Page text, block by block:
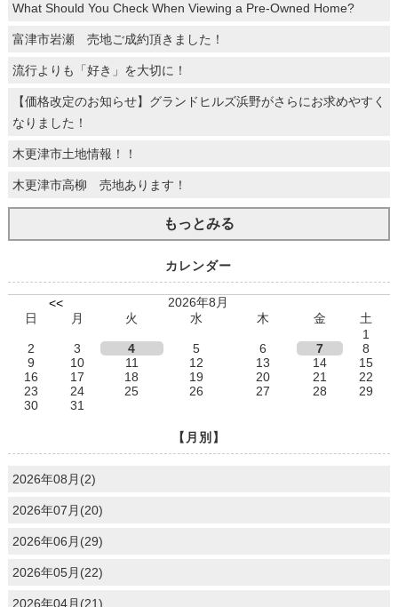
What Should You Check When Viewing a Pre-Owned Home?
富津市岩瀬 売地ご成約頂きました！
流行よりも「好き」を大切に！
【価格改定のお知らせ】グランドヒルズ浜野がさらにお求めやすく
なりました！
木更津市土地情報！！
木更津市高柳 売地あります！
もっとみる
カレンダー
<<
2026年8月
日
月 火 水 木 金
土
1
2
3 4 5 6 7
8
9
10 11 12 13 14
15
16
17 18 19 20 21
22
23
24 25 26 27 28
29
30
31
【月別】
2026年08月(2)
2026年07月(20)
2026年06月(29)
2026年05月(22)
2026年04月(21)